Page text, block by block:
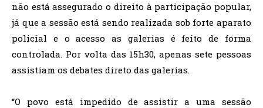
não está assegurado o direito à participação popular,
já que a sessão está sendo realizada sob forte aparato
policial e o acesso as galerias é feito de forma
controlada. Por volta das 15h30, apenas sete pessoas
assistiam os debates direto das galerias.
“O povo está impedido de assistir a uma sessão